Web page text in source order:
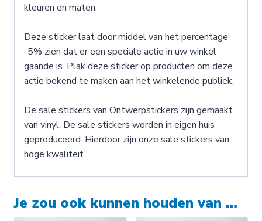
kleuren en maten.
Deze sticker laat door middel van het percentage
-5% zien dat er een speciale actie in uw winkel
gaande is. Plak deze sticker op producten om deze
actie bekend te maken aan het winkelende publiek.
De sale stickers van Ontwerpstickers zijn gemaakt
van vinyl. De sale stickers worden in eigen huis
geproduceerd. Hierdoor zijn onze sale stickers van
hoge kwaliteit.
Je zou ook kunnen houden van …